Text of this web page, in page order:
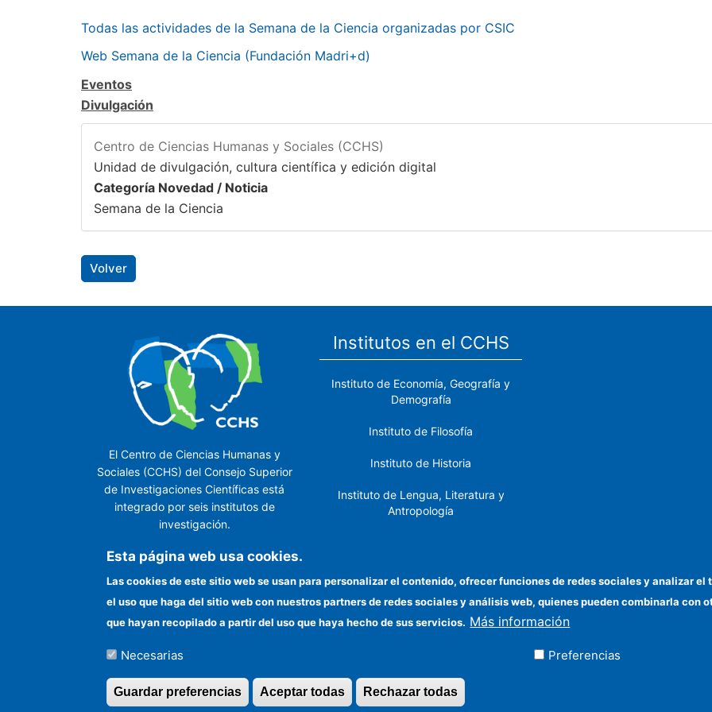
Todas las actividades de la Semana de la Ciencia organizadas por CSIC
Web Semana de la Ciencia (Fundación Madri+d)
Eventos
Divulgación
Centro de Ciencias Humanas y Sociales (CCHS)
Unidad de divulgación, cultura científica y edición digital
Categoría Novedad / Noticia
Semana de la Ciencia
Volver
El Centro de Ciencias Humanas y
Sociales (CCHS) del Consejo Superior
de Investigaciones Científicas está
integrado por seis institutos de
investigación.
Institutos en el CCHS
Instituto de Economía, Geografía y
Demografía
Instituto de Filosofía
Instituto de Historia
Instituto de Lengua, Literatura y
Antropología
Próximo
Instituto de Políticas y Bienes
Públicos
©Copyright 2026 Todos los derechos reservados
Esta página web usa cookies.
Las cookies de este sitio web se usan para personalizar el contenido, ofrecer funciones de redes sociales y analizar
el uso que haga del sitio web con nuestros partners de redes sociales y análisis web, quienes pueden combinarla con
que hayan recopilado a partir del uso que haya hecho de sus servicios. Más información
Necesarias Preferencias
Guardar preferencias Rechazar todas
Aceptar todas